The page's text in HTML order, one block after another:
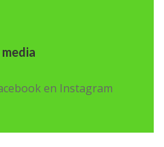
en Instagram